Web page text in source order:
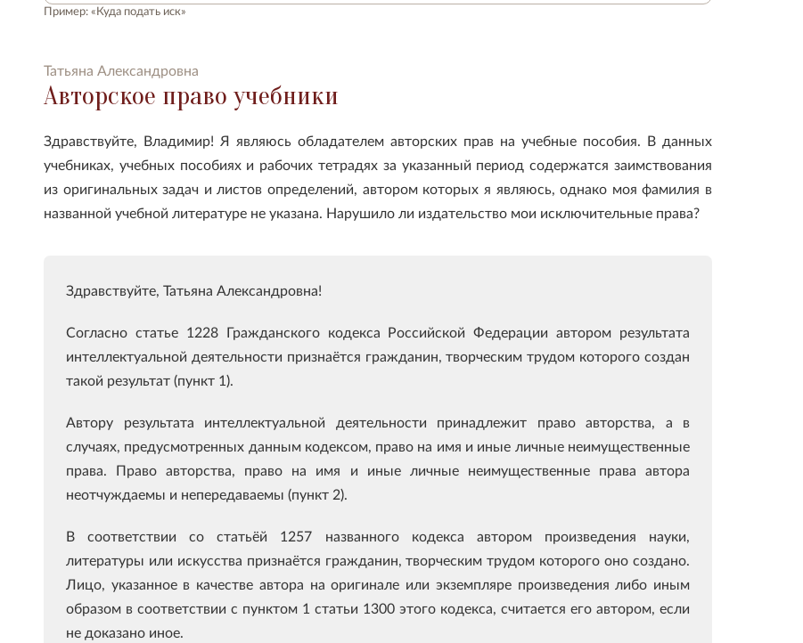
Пример: «Куда подать иск»
Татьяна Александровна
Авторское право учебники
Здравствуйте, Владимир! Я являюсь обладателем авторских прав на учебные пособия. В данных
учебниках, учебных пособиях и рабочих тетрадях за указанный период содержатся заимствования
из оригинальных задач и листов определений, автором которых я являюсь, однако моя фамилия в
названной учебной литературе не указана. Нарушило ли издательство мои исключительные права?
Здравствуйте, Татьяна Александровна!
Согласно статье 1228 Гражданского кодекса Российской Федерации автором результата
интеллектуальной деятельности признаётся гражданин, творческим трудом которого создан
такой результат (пункт 1).
Автору результата интеллектуальной деятельности принадлежит право авторства, а в
случаях, предусмотренных данным кодексом, право на имя и иные личные неимущественные
права. Право авторства, право на имя и иные личные неимущественные права автора
неотчуждаемы и непередаваемы (пункт 2).
В соответствии со статьёй 1257 названного кодекса автором произведения науки,
литературы или искусства признаётся гражданин, творческим трудом которого оно создано.
Лицо, указанное в качестве автора на оригинале или экземпляре произведения либо иным
образом в соответствии с пунктом 1 статьи 1300 этого кодекса, считается его автором, если
не доказано иное.